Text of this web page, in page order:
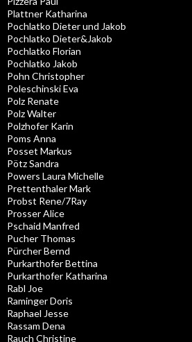
Plattner Katharina
Pochlatko Dieter und Jakob
Pochlatko Dieter&Jakob
Pochlatko Florian
Pochlatko Jakob
Pohn Christopher
Poleschinski Eva
Polz Renate
Polz Walter
Polzhofer Karin
Poms Anna
Posset Markus
Pötz Sandra
Powers Laura Michelle
Prettenthaler Mark
Probst Rene/7Ray
Prosser Alice
Pschaid Manfred
Pucher Thomas
Pürcher Bernd
Purkarthofer Bettina
Purkarthofer Katharina
Rabl Joe
Raminger Doris
Raphael Jesse
Rassam Dena
Rauch Christine